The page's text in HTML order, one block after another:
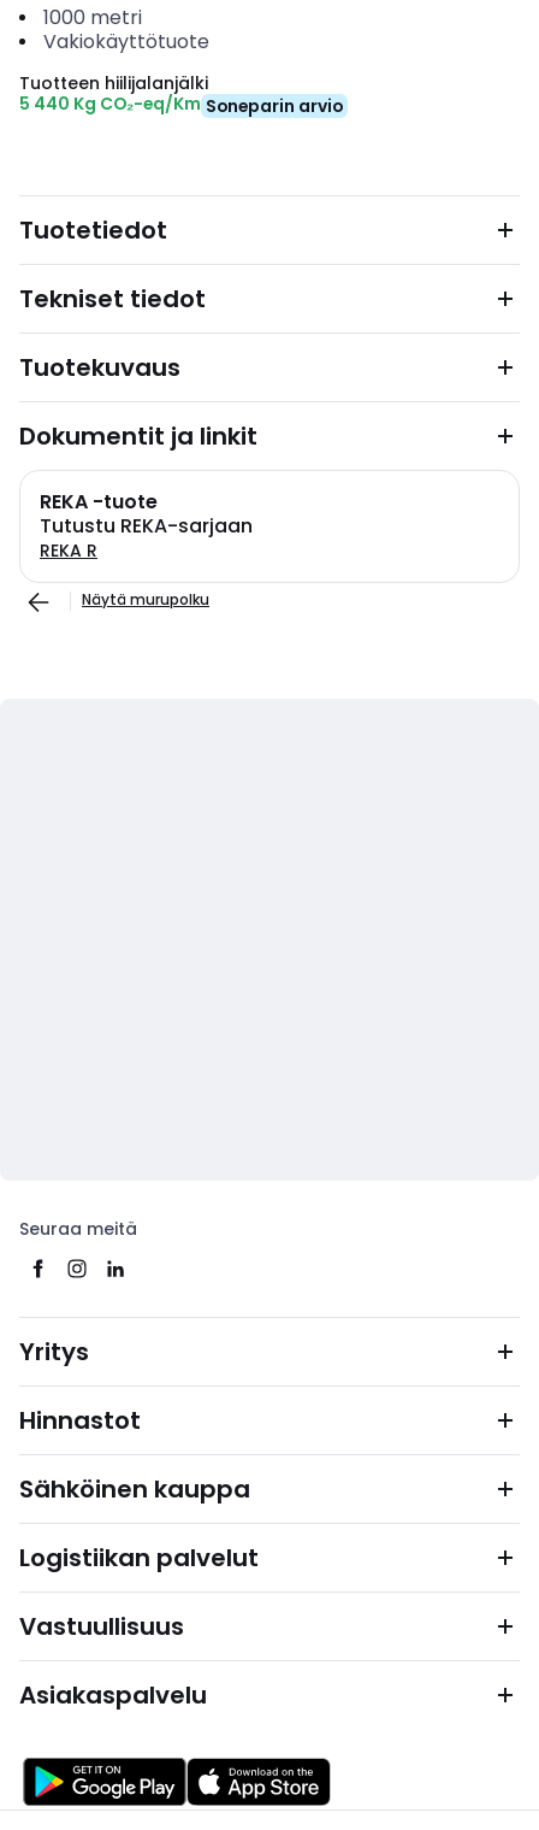
1000 metri
Vakiokäyttötuote
Tuotteen hiilijalanjälki
5 440 Kg CO₂-eq/Km Soneparin arvio
Tuotetiedot
Tekniset tiedot
Tuotekuvaus
Dokumentit ja linkit
REKA -tuote
Tutustu REKA-sarjaan
REKA R
Näytä murupolku
Seuraa meitä
Yritys
Hinnastot
Sähköinen kauppa
Logistiikan palvelut
Vastuullisuus
Asiakaspalvelu